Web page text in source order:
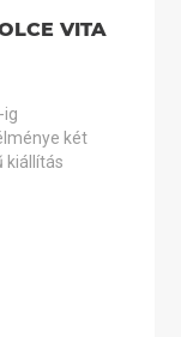
VITA
ig
két
kiállítás